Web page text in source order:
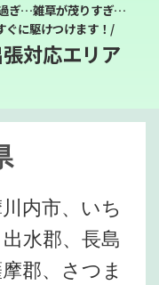
ぎ…雑草が茂りすぎ…
ぐに駆けつけます！/
対応エリア
内市、いち
水郡、長島
郡、さつま